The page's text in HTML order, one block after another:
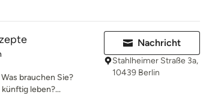
Sternen
brauchen Sie?
leben?...
Nachricht
Stahlheimer Straße 3a,
10439 Berlin